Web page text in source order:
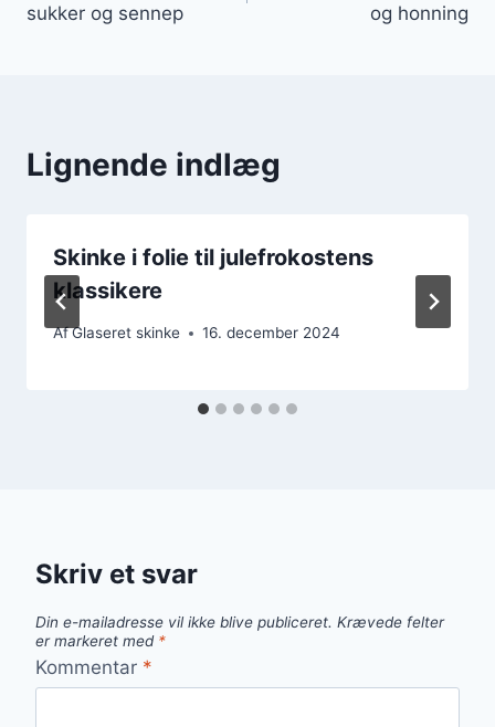
sukker og sennep
og honning
Lignende indlæg
Skinke i folie til julefrokostens
klassikere
AfGlaseret skinke 16. december 2024
Skriv et svar
Din e-mailadresse vil ikke blive publiceret. Krævede felter
er markeret med *
Kommentar *